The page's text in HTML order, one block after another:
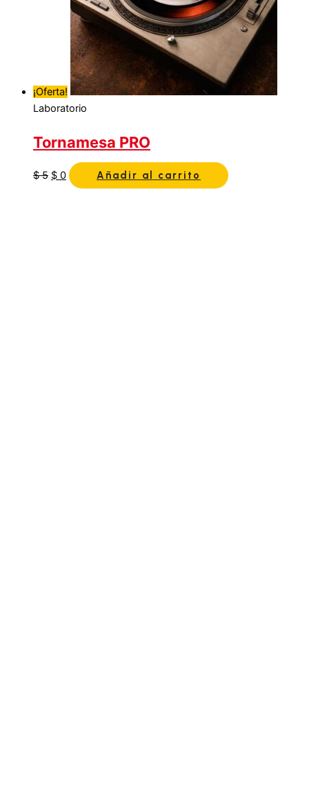
¡Oferta!
Laboratorio
Tornamesa PRO
$5 $ 0 Añadir al carrito